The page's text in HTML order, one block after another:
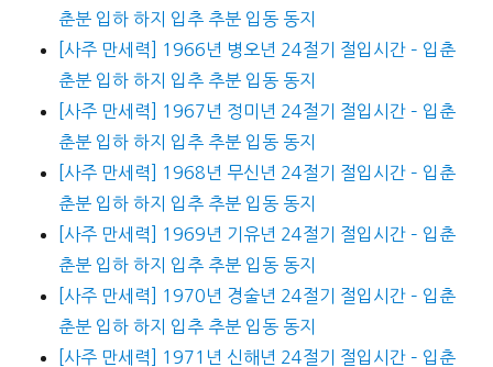
춘분 입하 하지 입추 추분 입동 동지
[사주 만세력] 1966년 병오년 24절기 절입시간 – 입춘
춘분 입하 하지 입추 추분 입동 동지
[사주 만세력] 1967년 정미년 24절기 절입시간 – 입춘
춘분 입하 하지 입추 추분 입동 동지
[사주 만세력] 1968년 무신년 24절기 절입시간 – 입춘
춘분 입하 하지 입추 추분 입동 동지
[사주 만세력] 1969년 기유년 24절기 절입시간 – 입춘
춘분 입하 하지 입추 추분 입동 동지
[사주 만세력] 1970년 경술년 24절기 절입시간 – 입춘
춘분 입하 하지 입추 추분 입동 동지
[사주 만세력] 1971년 신해년 24절기 절입시간 – 입춘